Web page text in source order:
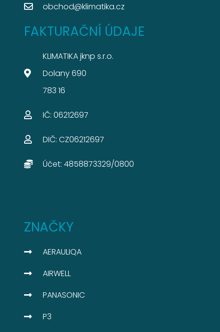
obchod@klimatika.cz
FAKTURAČNÍ ÚDAJE
KLIMATIKA jknp s.r.o.
Dolany 690
783 16
IČ: 06212697​
DIČ: CZ06212697​
Účet: 4858873329/0800​
ZNAČKY
AERAULIQA
AIRWELL
PANASONIC
P3